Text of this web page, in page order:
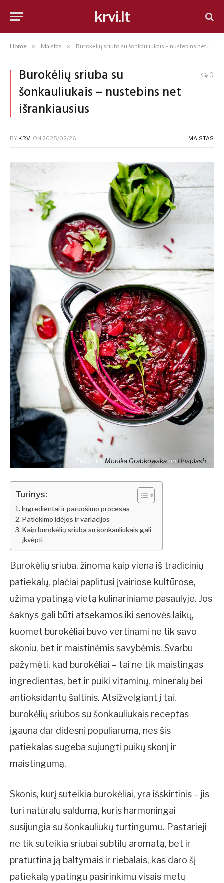
krvi.lt
Home » Maistas » Burokėlių sriuba su šonkauliukais – nustebins net išrankiausius
Burokėlių sriuba su
šonkauliukais – nustebins net
išrankiausius
0
BY KRVI ON 2025/02/26 MAISTAS
Photo by Monika Grabkowskaon Unsplash
Turinys:
Ingredientai ir paruošimo procesas
Patiekimo idėjos ir variacijos
Kaip burokėlių sriuba su šonkauliukais gali
įkvėpti
Burokėlių sriuba, žinoma kaip viena iš tradicinių
patiekalų, plačiai paplitusi įvairiose kultūrose,
užima ypatingą vietą kulinariniame pasaulyje. Jos
šaknys gali būti atsekamos iki senovės laikų,
kuomet burokėliai buvo vertinami ne tik savo
skoniu, bet ir maistinėmis savybėmis. Svarbu
pažymėti, kad burokėliai – tai ne tik maistingas
ingredientas, bet ir puiki vitaminų, mineralų bei
antioksidantų šaltinis. Atsižvelgiant į tai,
burokėlių sriubos su šonkauliukais receptas
įgauna dar didesnį populiarumą, nes šis
patiekalas sugeba sujungti puikų skonį ir
maistingumą.
Skonis, kurį suteikia burokėliai, yra išskirtinis – jis
turi natūralų saldumą, kuris harmoningai
susijungia su šonkauliukų turtingumu. Pastarieji
ne tik suteikia sriubai subtilų aromatą, bet ir
praturtina ją baltymais ir riebalais, kas daro šį
patiekalą ypatingu pasirinkimu visais metų